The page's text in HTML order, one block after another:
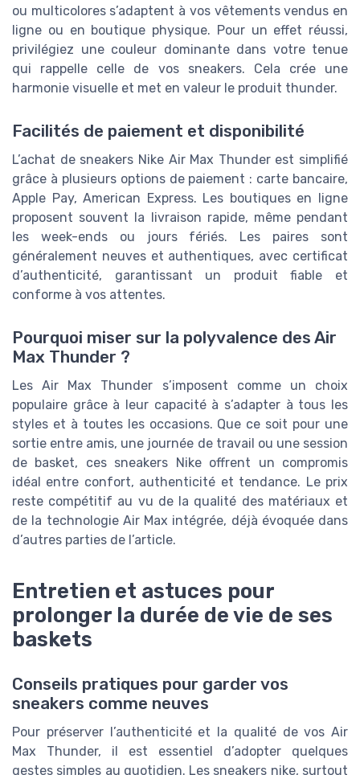
ou multicolores s’adaptent à vos vêtements vendus en
ligne ou en boutique physique. Pour un effet réussi,
privilégiez une couleur dominante dans votre tenue
qui rappelle celle de vos sneakers. Cela crée une
harmonie visuelle et met en valeur le produit thunder.
Facilités de paiement et disponibilité
L’achat de sneakers Nike Air Max Thunder est simplifié
grâce à plusieurs options de paiement : carte bancaire,
Apple Pay, American Express. Les boutiques en ligne
proposent souvent la livraison rapide, même pendant
les week-ends ou jours fériés. Les paires sont
généralement neuves et authentiques, avec certificat
d’authenticité, garantissant un produit fiable et
conforme à vos attentes.
Pourquoi miser sur la polyvalence des Air
Max Thunder ?
Les Air Max Thunder s’imposent comme un choix
populaire grâce à leur capacité à s’adapter à tous les
styles et à toutes les occasions. Que ce soit pour une
sortie entre amis, une journée de travail ou une session
de basket, ces sneakers Nike offrent un compromis
idéal entre confort, authenticité et tendance. Le prix
reste compétitif au vu de la qualité des matériaux et
de la technologie Air Max intégrée, déjà évoquée dans
d’autres parties de l’article.
Entretien et astuces pour
prolonger la durée de vie de ses
baskets
Conseils pratiques pour garder vos
sneakers comme neuves
Pour préserver l’authenticité et la qualité de vos Air
Max Thunder, il est essentiel d’adopter quelques
gestes simples au quotidien. Les sneakers nike, surtout